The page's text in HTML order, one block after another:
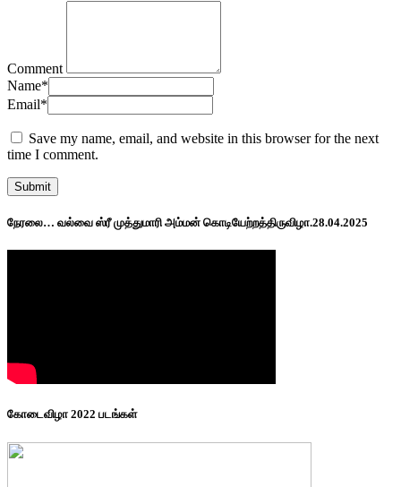
Comment
Name*
Email*
Save my name, email, and website in this browser for the next
time I comment.
நேரலை… வல்வை ஸ்ரீ முத்துமாரி அம்மன் கொடியேற்றத்திருவிழா.28.04.2025
கோடைவிழா 2022 படங்கள்